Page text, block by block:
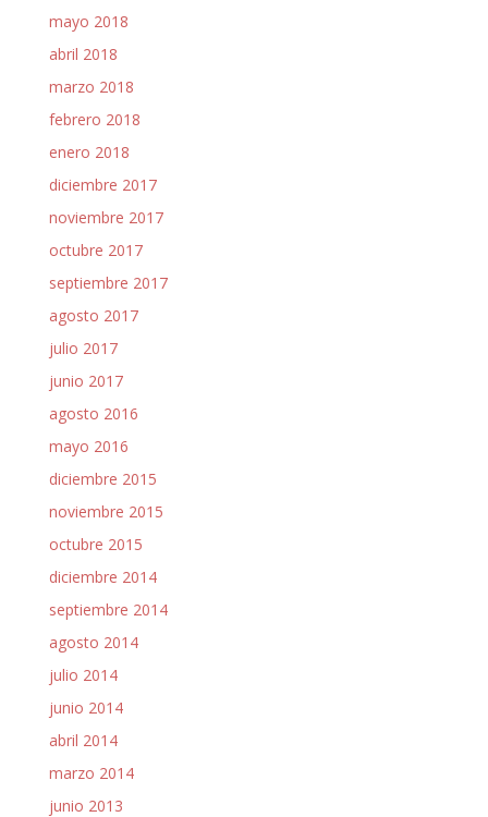
mayo 2018
abril 2018
marzo 2018
febrero 2018
enero 2018
diciembre 2017
noviembre 2017
octubre 2017
septiembre 2017
agosto 2017
julio 2017
junio 2017
agosto 2016
mayo 2016
diciembre 2015
noviembre 2015
octubre 2015
diciembre 2014
septiembre 2014
agosto 2014
julio 2014
junio 2014
abril 2014
marzo 2014
junio 2013